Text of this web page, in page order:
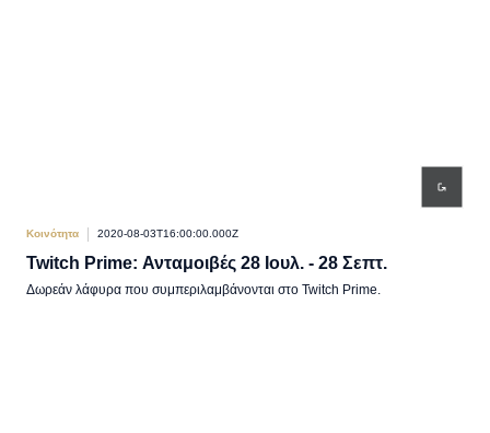
Κοινότητα 2020-08-03T16:00:00.000Z
Twitch Prime: Ανταμοιβές 28 Ιουλ. - 28 Σεπτ.
Δωρεάν λάφυρα που συμπεριλαμβάνονται στο Twitch Prime.